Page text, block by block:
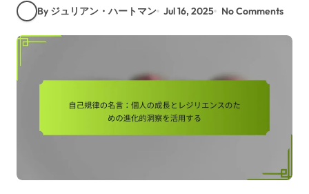
By ジュリアン・ハートマン Jul 16, 2025 No Comments